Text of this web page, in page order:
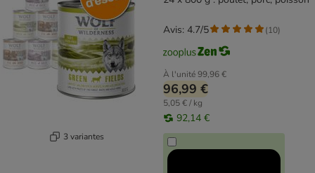
3 variantes
À l'unité99,96 €
96,99 €
5,05 € / kg
92,14 €
Avis: 4.7/5 (10)